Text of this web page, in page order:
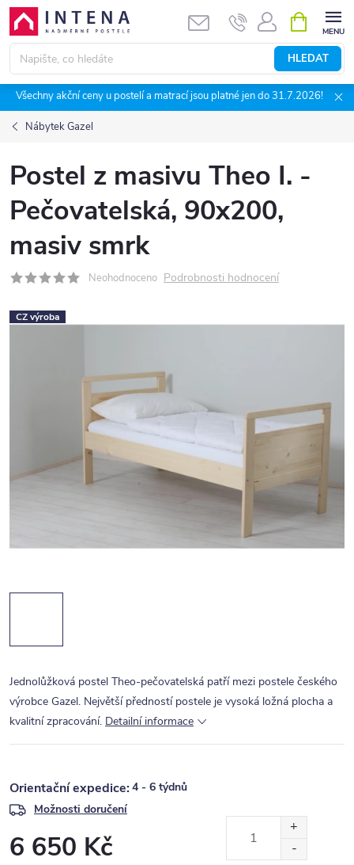
Přejít
obsah
HLEDAT
NÁKUPNÍ
KOŠÍK
Všechny akční ceny u postelí a matrací jsou platné jen do 31.7.2026!
Nábytek Gazel
Postel z masivu Theo I. -
Pečovatelská, 90x200,
masiv smrk
Neohodnoceno Podrobnosti hodnocení
CZ výroba
Jednolůžková postel Theo-pečovatelská patří mezi postele českého
výrobce Gazel. Největší předností postele je vysoká ložná plocha a
kvalitní zpracování. Detailní informace
4 - 6 týdnů
Možnosti doručení
6 650 Kč